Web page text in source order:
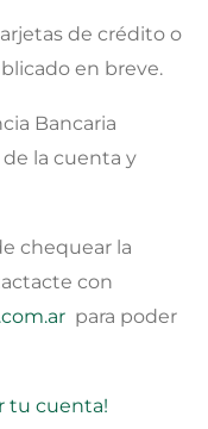
de crédito o
en breve.
Bancaria
la cuenta y
chequear la
con
para poder
tu cuenta!